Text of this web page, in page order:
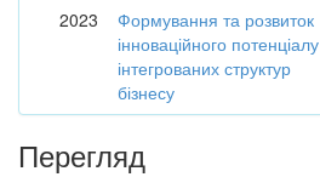
2023
Формування та розвиток
інноваційного потенціалу
інтегрованих структур
бізнесу
Перегляд